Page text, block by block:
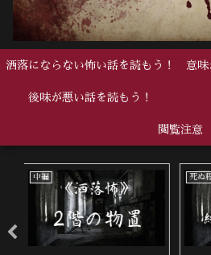
洒落にならない怖い話を読もう！ 意味
後味が悪い話を読もう！
閲覧注意
死ぬ程洒落にならない怖い話 中編